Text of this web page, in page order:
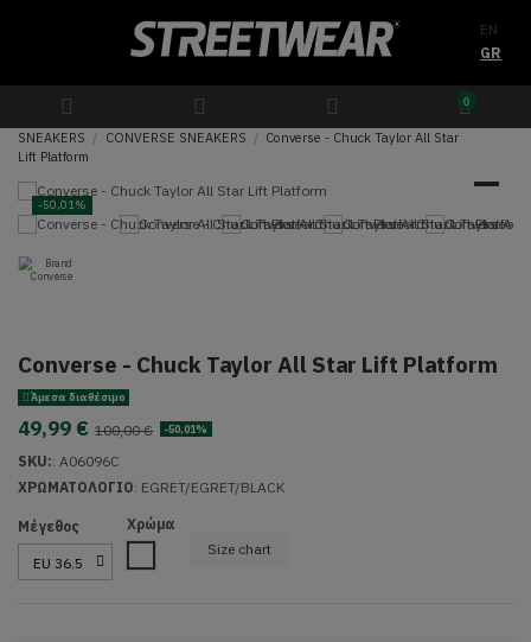
EN
GR
0
SNEAKERS CONVERSE SNEAKERS
Converse - Chuck Taylor All Star
Lift Platform
-50,01%
Converse - Chuck Taylor All Star Lift Platform
Άμεσα διαθέσιμο
49,99 € 100,00 € -50,01%
SKU:: A06096C
ΧΡΩΜΑΤΟΛΟΓΙΟ: EGRET/EGRET/BLACK
Μέγεθος
Χρώμα
Size chart